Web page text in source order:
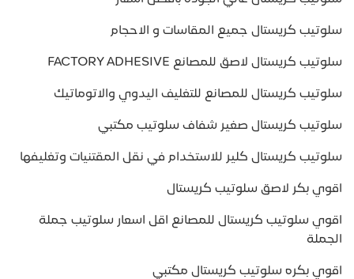
سلوتيب كريستال جميع المقاسات و الاحجام
سلوتيب كريستال لاصق للمصانع FACTORY ADHESIVE
سلوتيب كريستال للمصانع للتغليف اليدوي والاتوماتيك
سلوتيب كريستال صغير شفاف سلوتيب مكتبي
سلوتيب كريستال كلير للاستخدام في نقل المقتنيات وتغليفها
اقوي بكر لاصق سلوتيب كريستال
اقوي سلوتيب كريستال للمصانع اقل اسعار سلوتيب جملة
الجملة
اقوي بكره سلوتيب كريستال مكتبي